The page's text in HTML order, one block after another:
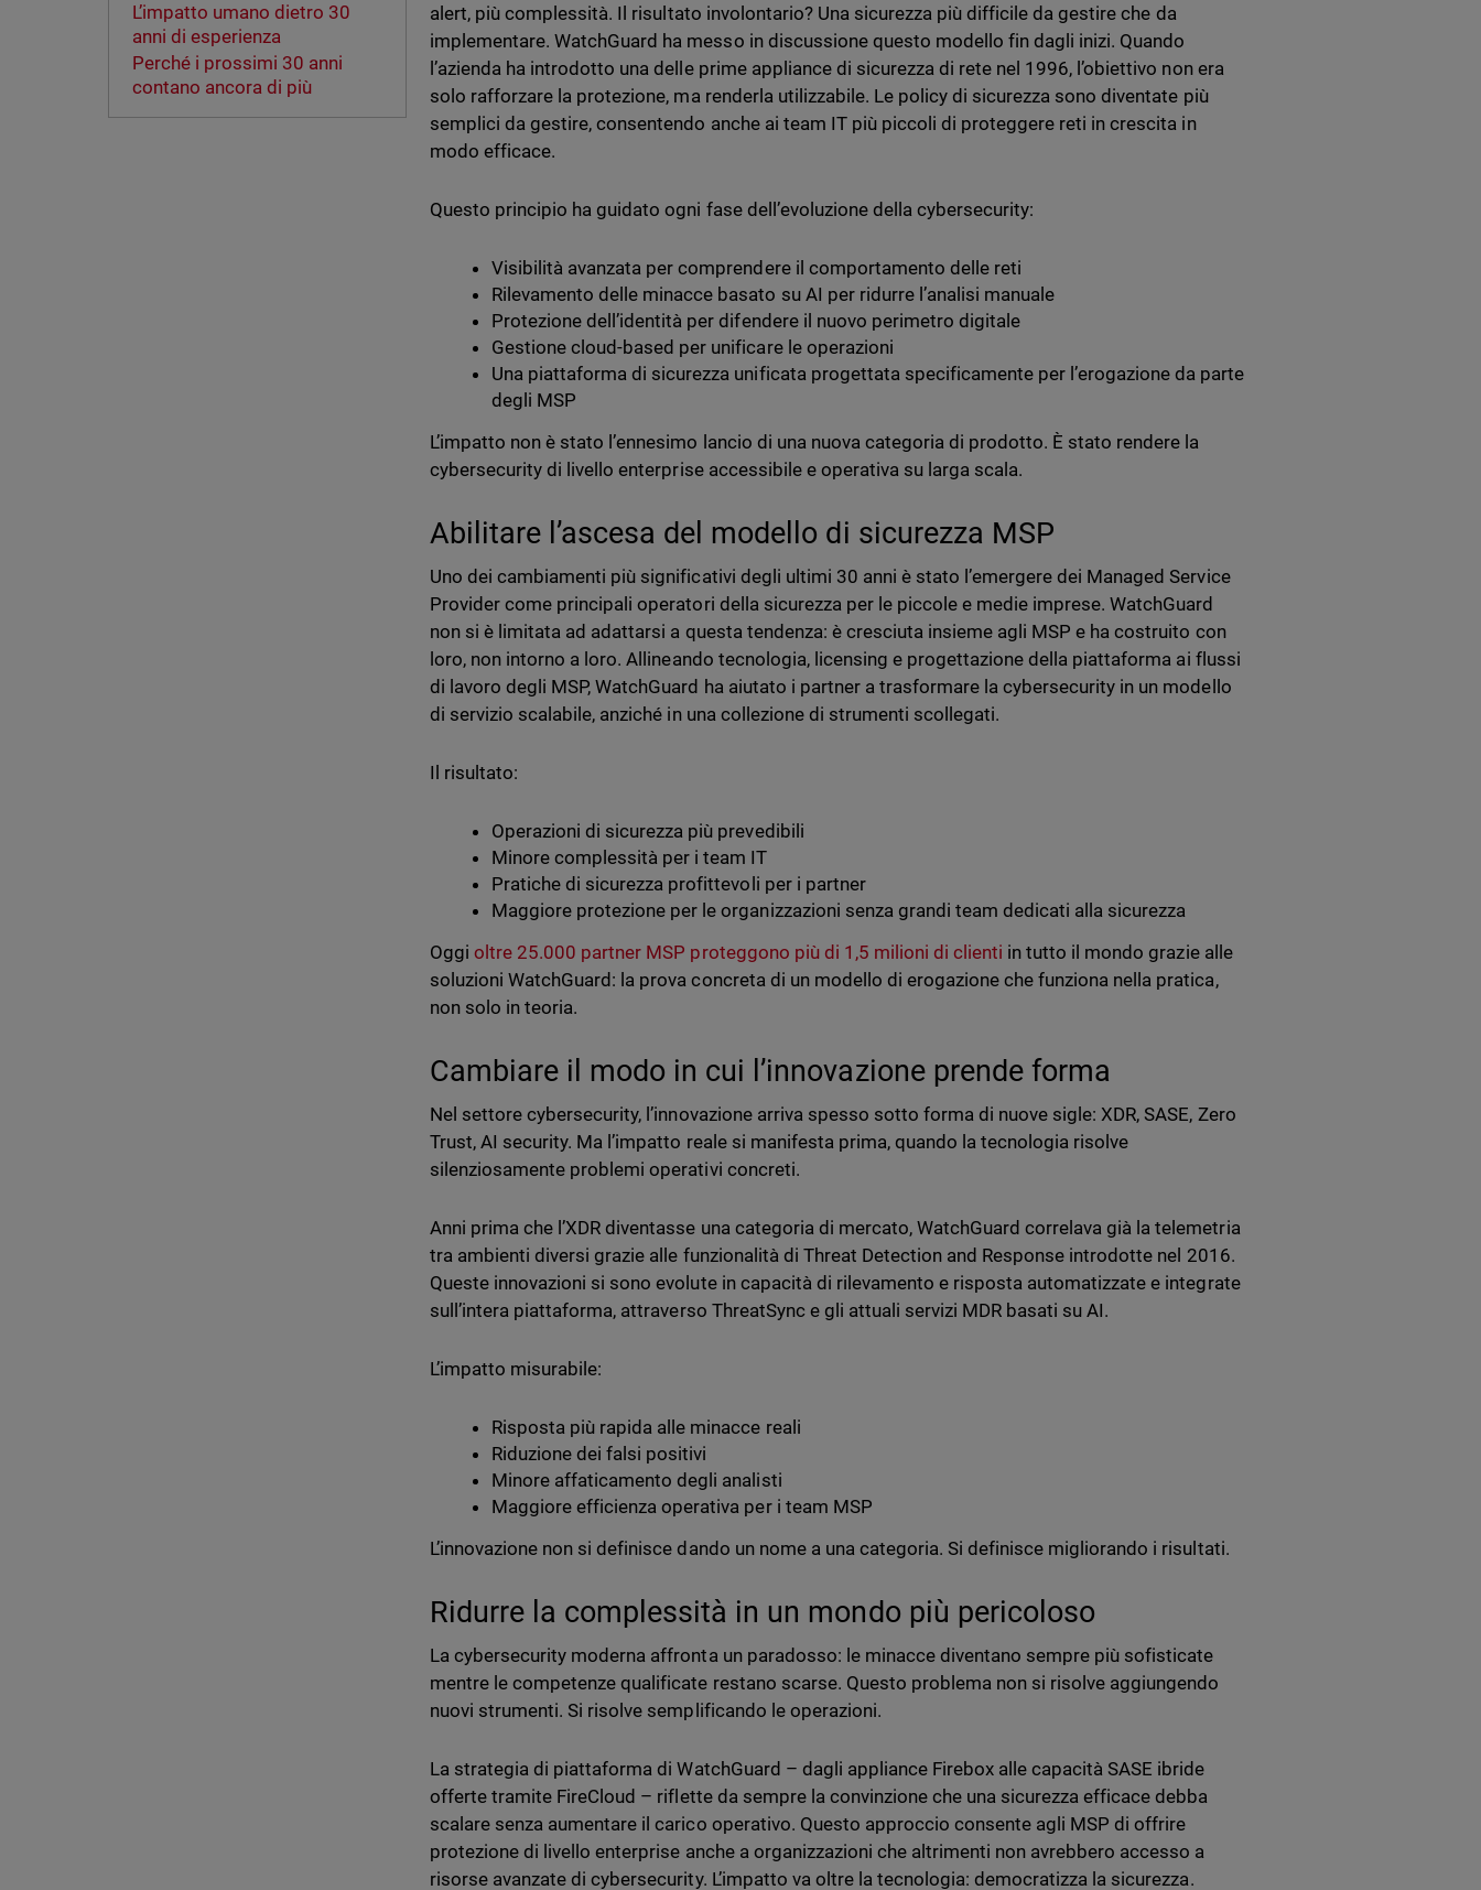
L’impatto umano dietro 30
anni di esperienza
Perché i prossimi 30 anni
contano ancora di più
alert, più complessità. Il risultato involontario? Una sicurezza più difficile da gestire che da
implementare. WatchGuard ha messo in discussione questo modello fin dagli inizi. Quando
l’azienda ha introdotto una delle prime appliance di sicurezza di rete nel 1996, l’obiettivo non era
solo rafforzare la protezione, ma renderla utilizzabile. Le policy di sicurezza sono diventate più
semplici da gestire, consentendo anche ai team IT più piccoli di proteggere reti in crescita in
modo efficace.
Questo principio ha guidato ogni fase dell’evoluzione della cybersecurity:
Visibilità avanzata per comprendere il comportamento delle reti
Rilevamento delle minacce basato su AI per ridurre l’analisi manuale
Protezione dell’identità per difendere il nuovo perimetro digitale
Gestione cloud-based per unificare le operazioni
Una piattaforma di sicurezza unificata progettata specificamente per l’erogazione da parte
degli MSP
L’impatto non è stato l’ennesimo lancio di una nuova categoria di prodotto. È stato rendere la
cybersecurity di livello enterprise accessibile e operativa su larga scala.
Abilitare l’ascesa del modello di sicurezza MSP
Uno dei cambiamenti più significativi degli ultimi 30 anni è stato l’emergere dei Managed Service
Provider come principali operatori della sicurezza per le piccole e medie imprese. WatchGuard
non si è limitata ad adattarsi a questa tendenza: è cresciuta insieme agli MSP e ha costruito con
loro, non intorno a loro. Allineando tecnologia, licensing e progettazione della piattaforma ai flussi
di lavoro degli MSP, WatchGuard ha aiutato i partner a trasformare la cybersecurity in un modello
di servizio scalabile, anziché in una collezione di strumenti scollegati.
Il risultato:
Operazioni di sicurezza più prevedibili
Minore complessità per i team IT
Pratiche di sicurezza profittevoli per i partner
Maggiore protezione per le organizzazioni senza grandi team dedicati alla sicurezza
Oggioltre 25.000 partner MSP proteggono più di 1,5 milioni di clienti in tutto il mondo grazie alle
soluzioni WatchGuard: la prova concreta di un modello di erogazione che funziona nella pratica,
non solo in teoria.
Cambiare il modo in cui l’innovazione prende forma
Nel settore cybersecurity, l’innovazione arriva spesso sotto forma di nuove sigle: XDR, SASE, Zero
Trust, AI security. Ma l’impatto reale si manifesta prima, quando la tecnologia risolve
silenziosamente problemi operativi concreti.
Anni prima che l’XDR diventasse una categoria di mercato, WatchGuard correlava già la telemetria
tra ambienti diversi grazie alle funzionalità di Threat Detection and Response introdotte nel 2016.
Queste innovazioni si sono evolute in capacità di rilevamento e risposta automatizzate e integrate
sull’intera piattaforma, attraverso ThreatSync e gli attuali servizi MDR basati su AI.
L’impatto misurabile:
Risposta più rapida alle minacce reali
Riduzione dei falsi positivi
Minore affaticamento degli analisti
Maggiore efficienza operativa per i team MSP
L’innovazione non si definisce dando un nome a una categoria. Si definisce migliorando i risultati.
Ridurre la complessità in un mondo più pericoloso
La cybersecurity moderna affronta un paradosso: le minacce diventano sempre più sofisticate
mentre le competenze qualificate restano scarse. Questo problema non si risolve aggiungendo
nuovi strumenti. Si risolve semplificando le operazioni.
La strategia di piattaforma di WatchGuard – dagli appliance Firebox alle capacità SASE ibride
offerte tramite FireCloud – riflette da sempre la convinzione che una sicurezza efficace debba
scalare senza aumentare il carico operativo. Questo approccio consente agli MSP di offrire
protezione di livello enterprise anche a organizzazioni che altrimenti non avrebbero accesso a
risorse avanzate di cybersecurity. L’impatto va oltre la tecnologia: democratizza la sicurezza.